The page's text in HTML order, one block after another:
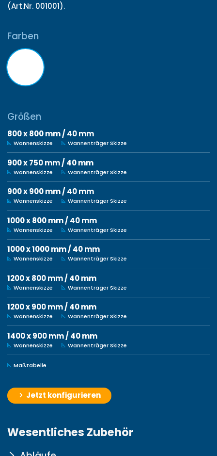
(Art.Nr. 001001).
Farben
Größen
800 x 800 mm / 40 mm
Wannenskizze Wannenträger Skizze
900 x 750 mm / 40 mm
Wannenskizze Wannenträger Skizze
900 x 900 mm / 40 mm
Wannenskizze Wannenträger Skizze
1000 x 800 mm / 40 mm
Wannenskizze Wannenträger Skizze
1000 x 1000 mm / 40 mm
Wannenskizze Wannenträger Skizze
1200 x 800 mm / 40 mm
Wannenskizze Wannenträger Skizze
1200 x 900 mm / 40 mm
Wannenskizze Wannenträger Skizze
1400 x 900 mm / 40 mm
Wannenskizze Wannenträger Skizze
Maßtabelle
Jetzt konfigurieren
Wesentliches Zubehör